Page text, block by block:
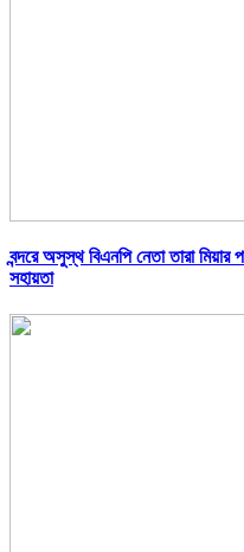
বন্দরে অসুস্থ বিএনপি নেতা তারা
সহায়তা